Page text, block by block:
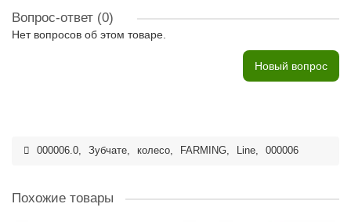
Вопрос-ответ (0)
Нет вопросов об этом товаре.
Новый вопрос
000006.0, Зубчате, колесо, FARMING, Line, 000006
Похожие товары